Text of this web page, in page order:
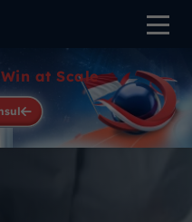
Win at Scale